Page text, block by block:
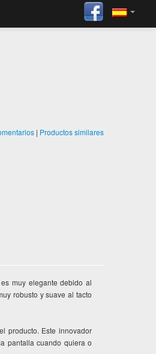
| Productos similares
muy elegante debido al
robusto y suave al tacto
producto. Este innovador
pantalla cuando quiera o